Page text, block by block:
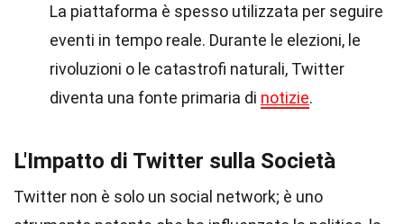
La piattaforma è spesso utilizzata per seguire
eventi in tempo reale. Durante le elezioni, le
rivoluzioni o le catastrofi naturali, Twitter
diventa una fonte primaria di notizie.
L'Impatto di Twitter sulla Società
Twitter non è solo un social network; è uno